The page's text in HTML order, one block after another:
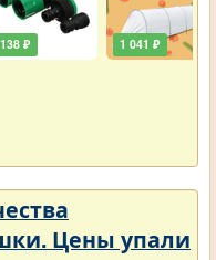
138 ₽ 1 041 ₽
Цены упали